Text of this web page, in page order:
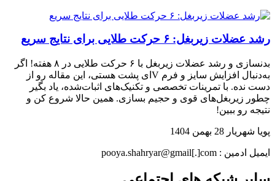
رشد عضلات زیربغل: ۶ حرکت طلایی برای نتایج سریع
بدنسازی و رشد عضلات زیربغل با ۶ حرکت طلایی در ۸ هفته! اگر
به‌دنبال افزایش سایز و فرم Vای پشت هستی، این مقاله رو از
دست نده. با تمرینات تخصصی و تکنیک‌های اثبات‌شده، یاد بگیر
چطور زیربغل‌های قوی و حجیم بسازی. همین حالا شروع کن و
نتیجه رو ببین!
پویا شهریار 28 بهمن 1404
ایمیل ادمین : pooya.shahryar@gmail[.]com